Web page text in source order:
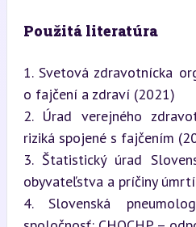
Použitá literatúra
1. Svetová zdravotnícka
o fajčení a zdraví (2021)
2. Úrad verejného
riziká spojené s fajčením
3. Štatistický úrad
obyvateľstva a príčiny
4. Slovenská